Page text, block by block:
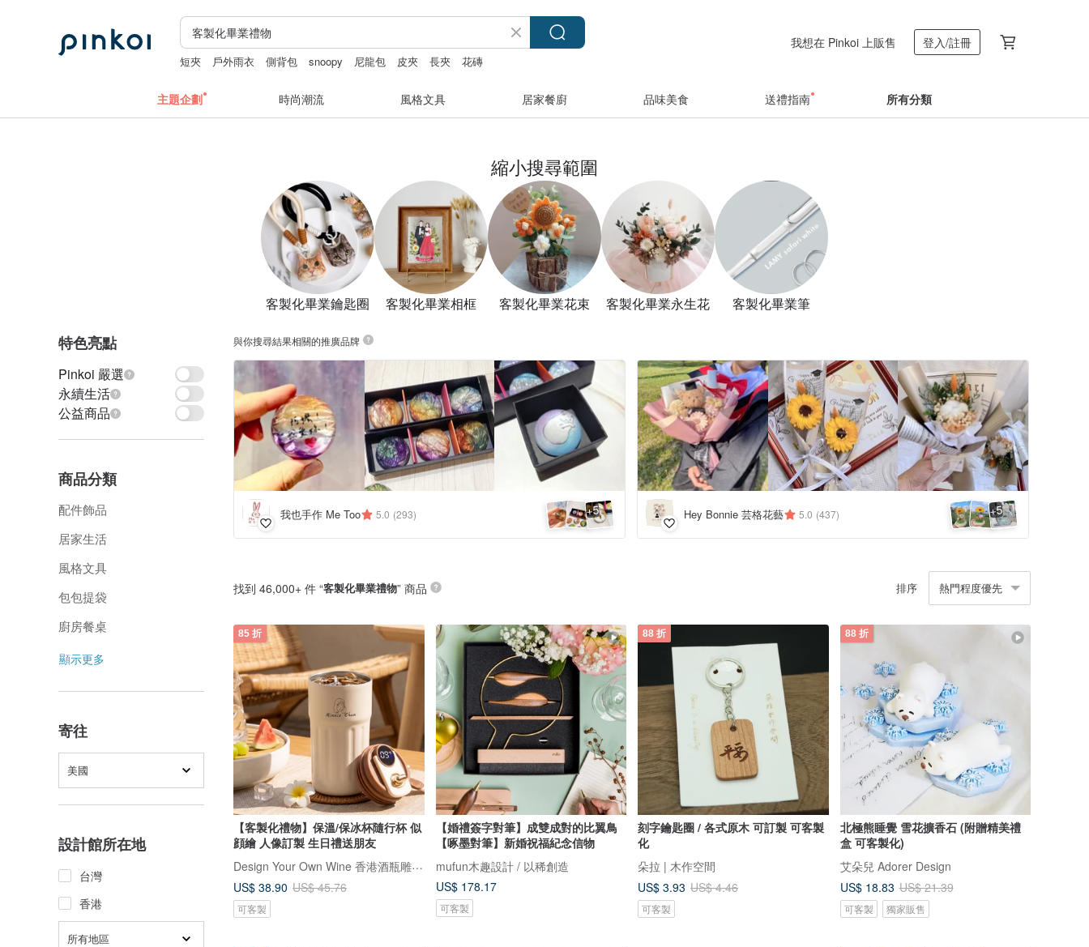
短夾 戶外雨衣 側背包 snoopy 尼龍包 皮夾 長夾 花磚
我想在 Pinkoi 上販售 登入/註冊
主題企劃 時尚潮流 風格文具 居家餐廚 品味美食 送禮指南 所有分類
縮小搜尋範圍
客製化畢業鑰匙圈 客製化畢業相框 客製化畢業花束 客製化畢業永生花 客製化畢業筆
特色亮點
Pinkoi 嚴選
永續生活
公益商品
商品分類
配件飾品
居家生活
風格文具
包包提袋
廚房餐桌
顯示更多
寄往
美國
設計館所在地
台灣
香港
所有地區
與你搜尋結果相關的推廣品牌
我也手作 Me Too 5.0 (293) +5 Hey Bonnie 芸格花藝 5.0 (437) +5
找到 46,000+ 件 “客製化畢業禮物” 商品 排序 熱門程度優先
85 折
【客製化禮物】保溫/保冰杯隨行杯 似
顔繪 人像訂製 生日禮送朋友
Design Your Own Wine 香港酒瓶雕刻禮品專門店
US$ 38.90 US$ 45.76
可客製
【婚禮簽字對筆】成雙成對的比翼鳥
【啄墨對筆】新婚祝福紀念信物
mufun木趣設計 / 以稀創造
US$ 178.17
可客製
88 折
刻字鑰匙圈 / 各式原木 可訂製 可客製
化
朵拉 | 木作空間
US$ 3.93 US$ 4.46
可客製
88 折
北極熊睡覺 雪花擴香石 (附贈精美禮
盒 可客製化)
艾朵兒 Adorer Design
US$ 18.83 US$ 21.39
可客製 獨家販售